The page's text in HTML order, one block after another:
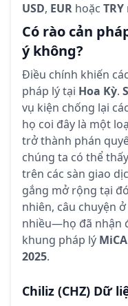
USD, EUR hoặc TRY
Có rào cản
ý không?
Điều chính khiến
pháp lý tại Hoa Kỳ.
vụ kiện chống lại
họ coi đây là một
trở thành phán
chúng ta có thể
trên các sàn giao
gắng mở rộng tại
nhiên, câu chuyện ở
nhiều—họ đã nhận
khung pháp lý MiCA
2025.
Chiliz (CHZ) Dữ